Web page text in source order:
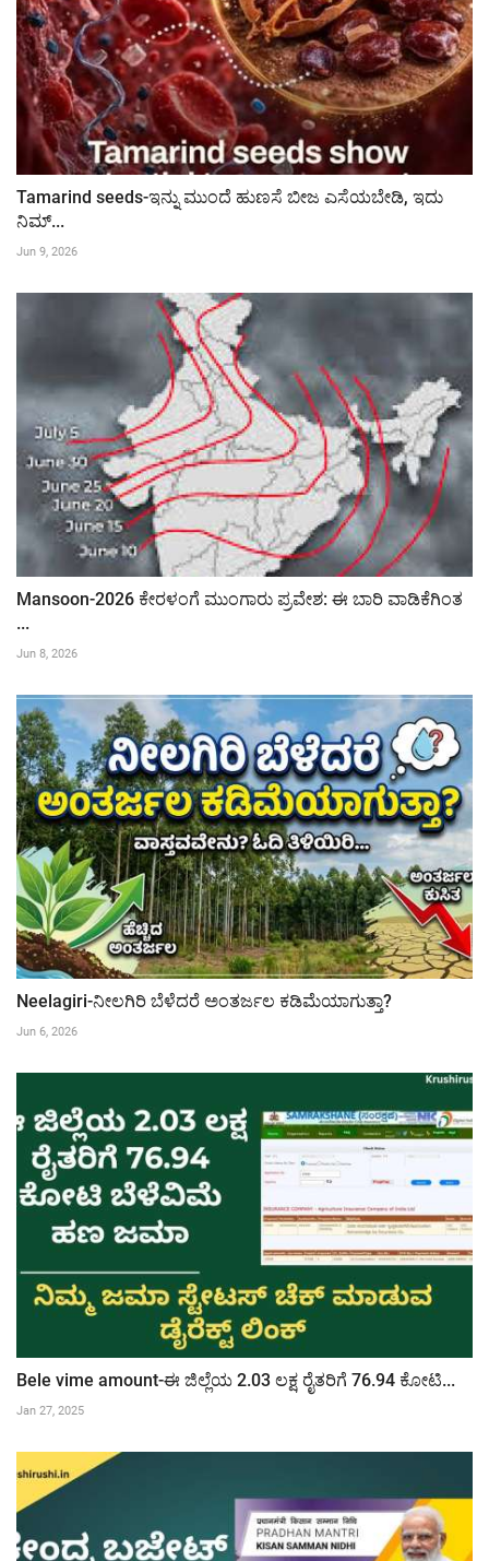
Tamarind seeds-ಇನ್ನು ಮುಂದೆ ಹುಣಸೆ ಬೀಜ ಎಸೆಯಬೇಡಿ, ಇದು
ನಿಮ್...
Jun 9, 2026
Mansoon-2026 ಕೇರಳಂಗೆ ಮುಂಗಾರು ಪ್ರವೇಶ: ಈ ಬಾರಿ ವಾಡಿಕೆಗಿಂತ
...
Jun 8, 2026
Neelagiri-ನೀಲಗಿರಿ ಬೆಳೆದರೆ ಅಂತರ್ಜಲ ಕಡಿಮೆಯಾಗುತ್ತಾ?
Jun 6, 2026
Bele vime amount-ಈ ಜಿಲ್ಲೆಯ 2.03 ಲಕ್ಷ ರೈತರಿಗೆ 76.94 ಕೋಟಿ...
Jan 27, 2025